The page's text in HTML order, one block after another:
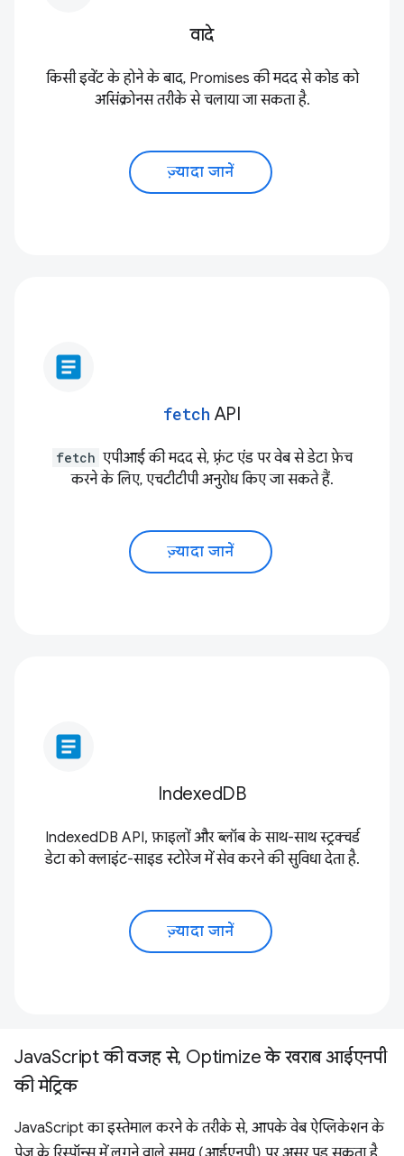
वादे
किसी इवेंट के होने के बाद, Promises की मदद से कोड को
असिंक्रोनस तरीके से चलाया जा सकता है.
ज़्यादा जानें
article
fetch API
fetch एपीआई की मदद से, फ़्रंट एंड पर वेब से डेटा फ़ेच
करने के लिए, एचटीटीपी अनुरोध किए जा सकते हैं.
ज़्यादा जानें
article
IndexedDB
IndexedDB API, फ़ाइलों और ब्लॉब के साथ-साथ स्ट्रक्चर्ड
डेटा को क्लाइंट-साइड स्टोरेज में सेव करने की सुविधा देता है.
ज़्यादा जानें
JavaScript की वजह से, Optimize के खराब आईएनपी
की मेट्रिक
JavaScript का इस्तेमाल करने के तरीके से, आपके वेब ऐप्लिकेशन के